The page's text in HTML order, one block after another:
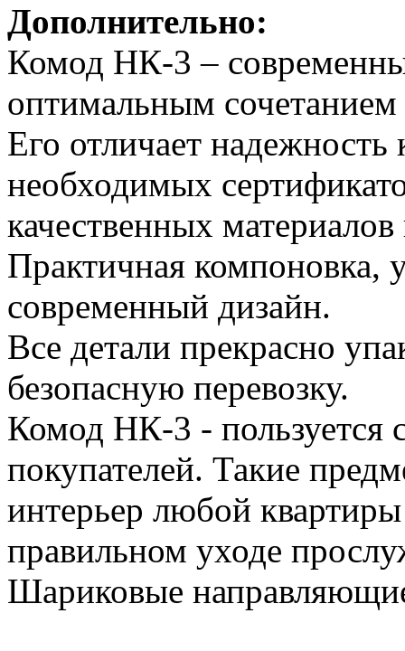
Дополнительно:
Комод НК-3 –
оптимальным сочетанием
Его отличает надежность
необходимых
качественных
Практичная компоновка,
современный дизайн.
Все детали прекрасно
безопасную перевозку.
Комод НК-3 - пользуется
покупателей. Такие
интерьер любой
правильном уходе
Шариковые